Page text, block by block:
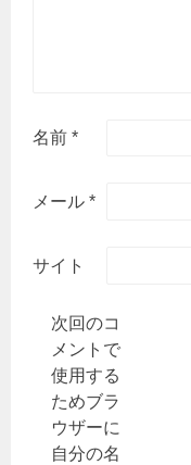
名前*
メール*
サイト
次回のコ
メントで
使用する
ためブラ
ウザーに
自分の名